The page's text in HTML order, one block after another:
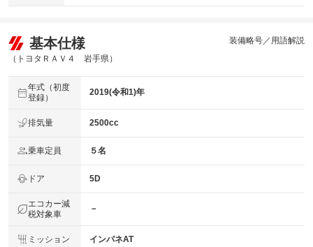
基本仕様
（トヨタＲＡＶ４ 岩手県）
装備略号／用語解説
年式（初度
登録）
2019(令和1)年
排気量 2500cc
乗車定員 ５名
ドア 5D
エコカー減
税対象車
－
ミッション インパネAT